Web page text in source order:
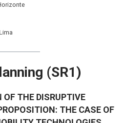
(SR1)
THE DISRUPTIVE
THE CASE OF